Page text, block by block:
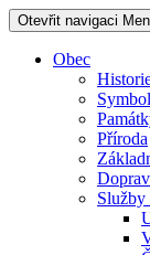
Otevřit navigaci
Obec
Příroda
Služby